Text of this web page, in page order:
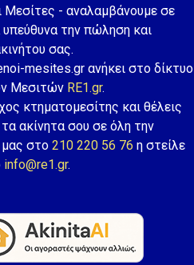
Μεσίτες - αναλαμβάνουμε σε
την πώληση και
σας.
mesites.gr ανήκει στο δίκτυο
Μεσιτών RE1.gr.
κτηματομεσίτης και θέλεις
ακίνητα σου σε όλη την
στο 210 220 56 76 η στείλε
info@re1.gr.